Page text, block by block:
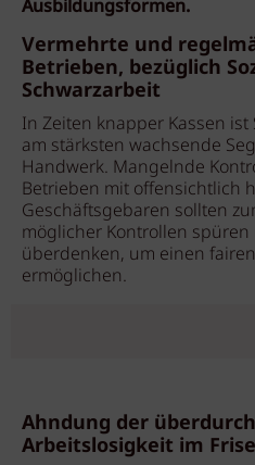
Ausbildungsformen.
Vermehrte und
Betrieben, bezüglich
Schwarzarbeit
In Zeiten knapper Kassen
am stärksten wachsende
Handwerk. Mangelnde
Betrieben mit offensichtlich
Geschäftsgebaren sollten
möglicher Kontrollen
überdenken, um einen
ermöglichen.
Ahndung der
Arbeitslosigkeit im